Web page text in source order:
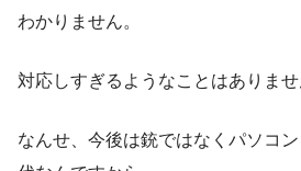
わかりません。
対応しすぎるようなことはありませ
なんせ、今後は銃ではなくパソコ